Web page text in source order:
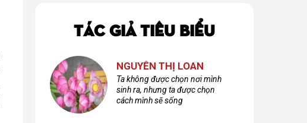
TÁC GIẢ TIÊU BIỂU
NGUYỄN THỊ LOAN
Ta không được chọn nơi mình
sinh ra, nhưng ta được chọn
cách mình sẽ sống